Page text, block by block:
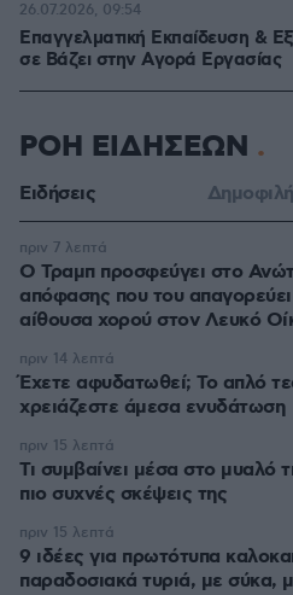
Επαγγελματική Εκπαίδευση &
σε Bάζει στην Aγορά Eργασίας
26.07.2026, 09:54
ΡΟΗ ΕΙΔΗΣΕΩΝ
Ειδήσεις Δημοφιλή
Ο Τραμπ προσφεύγει στο
απόφασης που του
αίθουσα χορού στον Λευκό
πριν 7 λεπτά
Έχετε αφυδατωθεί; Το απλό
χρειάζεστε άμεσα ενυδάτωση
πριν 14 λεπτά
Τι συμβαίνει μέσα στο μυαλό
πιο συχνές σκέψεις της
πριν 15 λεπτά
9 ιδέες για πρωτότυπα
παραδοσιακά τυριά, με σύκα,
πριν 15 λεπτά